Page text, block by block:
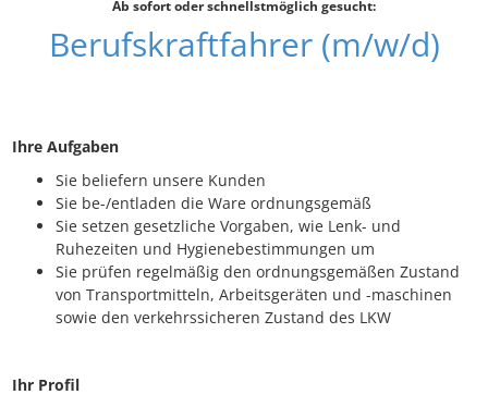
Ab sofort oder schnellstmöglich gesucht:
Berufskraftfahrer (m/w/d)
Ihre Aufgaben
Sie beliefern unsere Kunden
Sie be-/entladen die Ware ordnungsgemäß
Sie setzen gesetzliche Vorgaben, wie Lenk- und
Ruhezeiten und Hygienebestimmungen um
Sie prüfen regelmäßig den ordnungsgemäßen Zustand
von Transportmitteln, Arbeitsgeräten und -maschinen
sowie den verkehrssicheren Zustand des LKW
Ihr Profil